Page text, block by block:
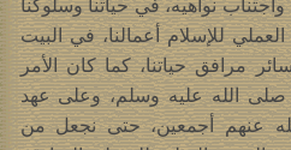
واجتناب نواهيه، في حياتنا وسلوكنا
للإسلام أعمالنا، في البيت
مرافق حياتنا، كما كان الأمر
صلى الله عليه وسلم، وعلى عهد
عنهم أجمعين، حتى نجعل من